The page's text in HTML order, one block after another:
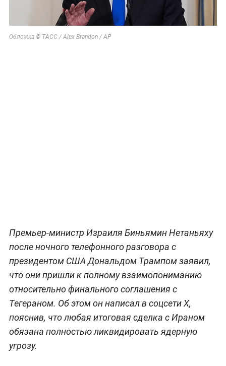
Обложка © ТАСС / Alex Brandon / АР
Премьер-министр Израиля Биньямин Нетаньяху
после ночного телефонного разговора с
президентом США Дональдом Трампом заявил,
что они пришли к полному взаимопониманию
относительно финального соглашения с
Тегераном. Об этом он написал в соцсети X,
пояснив, что любая итоговая сделка с Ираном
обязана полностью ликвидировать ядерную
угрозу.